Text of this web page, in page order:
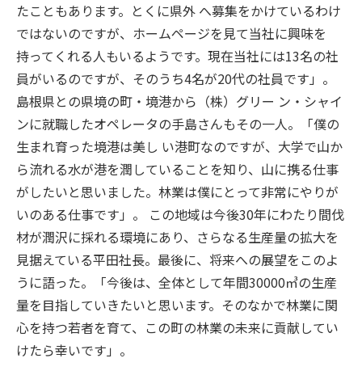
たこともあります。とくに県外 へ募集をかけているわけ
ではないのですが、ホームページを見て当社に興味を
持ってくれる人もいるようです。現在当社には13名の社
員がいるのですが、そのうち4名が20代の社員です」。
島根県との県境の町・境港から（株）グリー ン・シャイ
ンに就職したオペレータの手島さんもその一人。「僕の
生まれ育った境港は美し い港町なのですが、大学で山か
ら流れる水が港を潤していることを知り、山に携る仕事
がしたいと思いました。林業は僕にとって非常にやりが
いのある仕事です」。 この地域は今後30年にわたり間伐
材が潤沢に採れる環境にあり、さらなる生産量の拡大を
見据えている平田社長。最後に、将来への展望をこのよ
うに語った。「今後は、全体として年間30000㎥の生産
量を目指していきたいと思います。そのなかで林業に関
心を持つ若者を育て、この町の林業の未来に貢献してい
けたら幸いです」。